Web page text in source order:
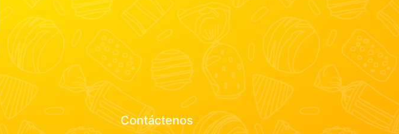
Contáctenos